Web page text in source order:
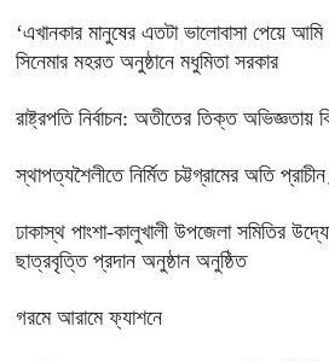
‘এখানকার মানুষের এতটা ভালোবাসা পেয়ে
সিনেমার মহরত অনুষ্ঠানে মধুমিতা সরকার
রাষ্ট্রপতি নির্বাচন: অতীতের তিক্ত অভিজ্ঞতায়
স্থাপত্যশৈলীতে নির্মিত চট্টগ্রামের অতি
ঢাকাস্থ পাংশা-কালুখালী উপজেলা সমিতির
ছাত্রবৃত্তি প্রদান অনুষ্ঠান অনুষ্ঠিত
গরমে আরামে ফ্যাশনে